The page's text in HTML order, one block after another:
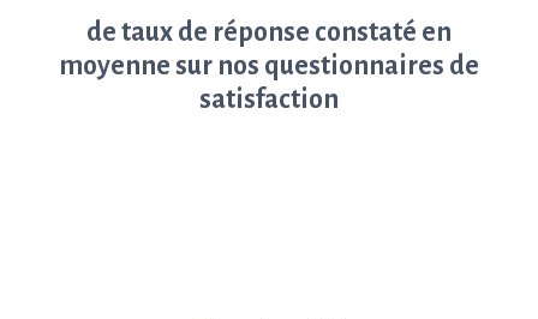
de taux de réponse constaté en
moyenne sur nos questionnaires de
satisfaction